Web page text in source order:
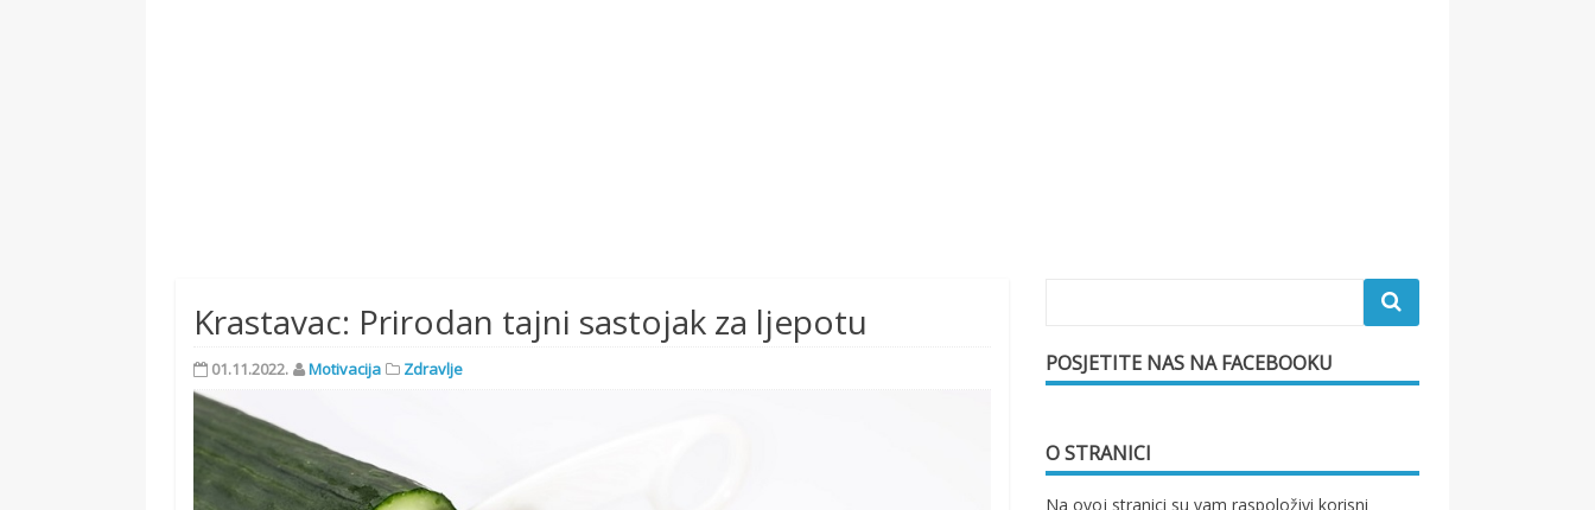
Krastavac: Prirodan tajni sastojak za ljepotu
01.11.2022. Motivacija Zdravlje POSJETITE NAS NA FACEBOOKU
O STRANICI
Na ovoj stranici su vam raspoloživi korisni